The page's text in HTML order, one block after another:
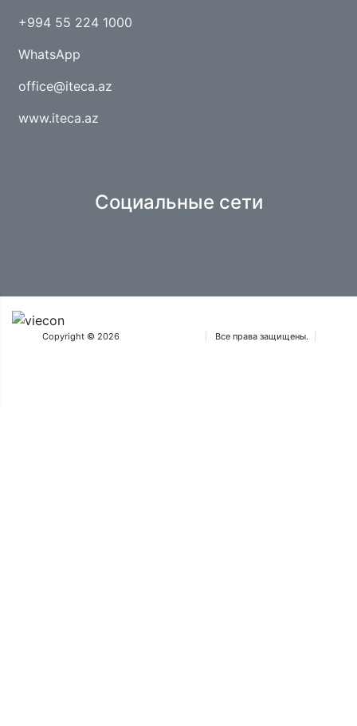
+994 55 224 1000
WhatsApp
office@iteca.az
www.iteca.az
Социальные сети
Copyright © 2026
Все права защищены.